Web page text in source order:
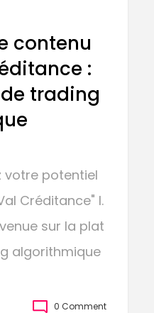
contenu
:
trading
votre potentiel
Créditance" I.
sur la plat
algorithmique
0 Comment